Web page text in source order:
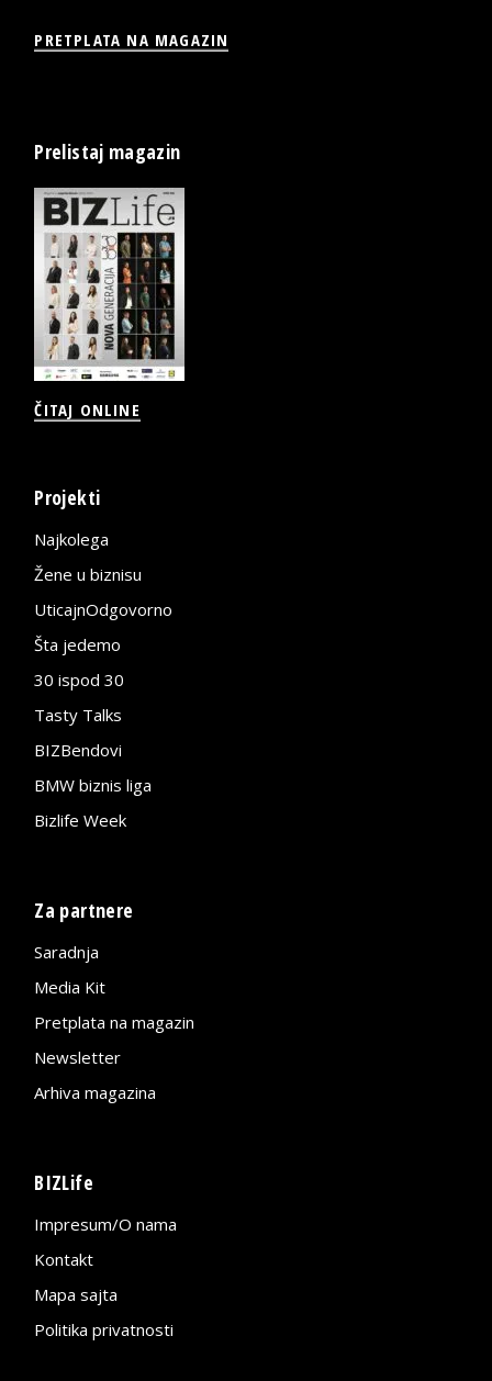
PRETPLATA NA MAGAZIN
Prelistaj magazin
ČITAJ ONLINE
Projekti
Najkolega
Žene u biznisu
UticajnOdgovorno
Šta jedemo
30 ispod 30
Tasty Talks
BIZBendovi
BMW biznis liga
Bizlife Week
Za partnere
Saradnja
Media Kit
Pretplata na magazin
Newsletter
Arhiva magazina
BIZLife
Impresum/O nama
Kontakt
Mapa sajta
Politika privatnosti